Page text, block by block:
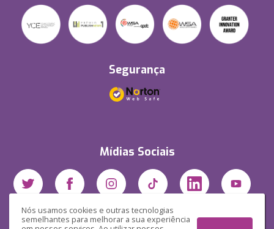
Nós usamos cookies e outras tecnologias
semelhantes para melhorar a sua experiência
Segurança
Mídias Sociais